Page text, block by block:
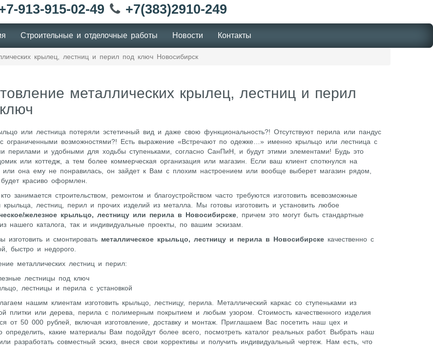
913-915-02-49 +7(383)2910-249
Cтроительные и отделочные работы Новости Контакты
крылец, лестниц и перил под ключ Новосибирск
металлических крылец, лестниц и перил
или лестница потеряли эстетичный вид и даже свою функциональность?! Отсутствуют перила или пандус
ограниченными возможностями?! Есть выражение «Встречают по одежке…» именно крыльцо или лестница с
перилами и удобными для ходьбы ступеньками, согласно СанПиН, и будут этими элементами! Будь это
или коттедж, а тем более коммерческая организация или магазин. Если ваш клиент споткнулся на
или она ему не понравилась, он зайдет к Вам с плохим настроением или вообще выберет магазин рядом,
красиво оформлен.
занимается строительством, ремонтом и благоустройством часто требуются изготовить всевозможные
крыльца, лестниц, перил и прочих изделий из металла. Мы готовы изготовить и установить любое
железное крыльцо, лестницу или перила в Новосибирске, причем это могут быть стандартные
нашего каталога, так и индивидуальные проекты, по вашим эскизам.
изготовить и смонтировать металлическое крыльцо, лестницу и перила в Новосибирскекачественно с
быстро и недорого.
металлических лестниц и перил:
лестницы под ключ
лестницы и перила с установкой
нашим клиентам изготовить крыльцо, лестницу, перила. Металлический каркас со ступеньками из
плитки или дерева, перила с полимерным покрытием и любым узором. Стоимость качественного изделия
от 50 000 рублей, включая изготовление, доставку и монтаж. Приглашаем Вас посетить наш цех и
определить, какие материалы Вам подойдут более всего, посмотреть каталог реальных работ. Выбрать наш
разработать совместный эскиз, внеся свои коррективы и получить индивидуальный чертеж. Нам есть, что